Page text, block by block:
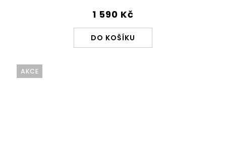
1 590 Kč
DO KOŠÍKU
AKCE